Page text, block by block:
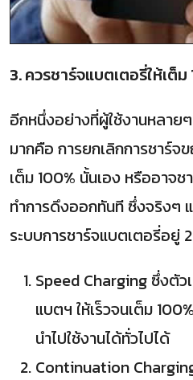
3. ควรชาร์จแบตเตอรี่ให้เต็
อีกหนึ่งอย่างที่ผู้ใช้งานหลาย
มากคือ การยกเลิกการชาร์
เต็ม 100% นั้นเอง หรืออาจ
ทำการดึงออกทันที ซึ่งจริงๆ
ระบบการชาร์จแบตเตอรี่อยู่
Speed Charging ซึ่งตัว
แบตฯ ให้เร็วจนเต็ม
นำไปใช้งานได้ทั่วไปได้
Continuation